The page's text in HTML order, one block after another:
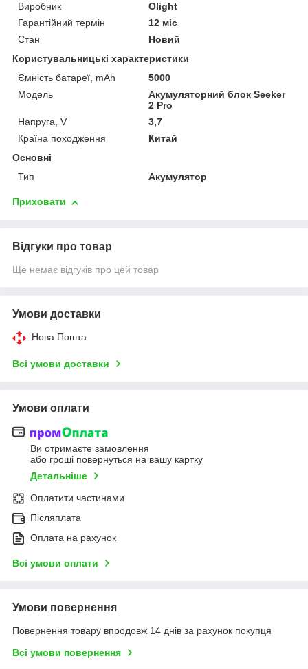
Виробник
Olight
Гарантійний термін
12 міс
Стан
Новий
Користувальницькі характеристики
Ємність батареї, mAh
5000
Мoдель
Акумуляторний блок Seeker
2 Pro
Напруга, V
3,7
Країна походження
Китай
Основні
Тип
Акумулятор
Приховати
Відгуки про товар
Ще немає відгуків про цей товар
Умови доставки
Нова Пошта
Всі умови доставки
Умови оплати
Ви отримаєте замовлення
або гроші повернуться на вашу картку
Детальніше
Оплатити частинами
Післяплата
Оплата на рахунок
Всі умови оплати
Умови повернення
Повернення товару впродовж 14 днів за рахунок покупця
Всі умови повернення